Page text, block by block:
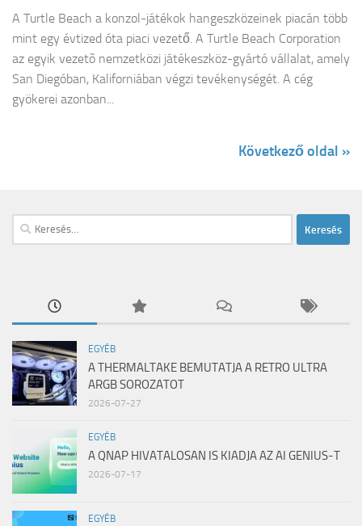
A Turtle Beach a konzol-játékok hangeszközeinek piacán több
mint egy évtized óta piaci vezető. A Turtle Beach Corporation
az egyik vezetõ nemzetközi játékeszköz-gyártó vállalat, amely
San Diegóban, Kaliforniában végzi tevékenységét. A cég
gyökerei azonban...
Következő oldal »
Keresés:
EGYÉB
A THERMALTAKE BEMUTATJA A RETRO ULTRA
ARGB SOROZATOT
2026-07-27
EGYÉB
A QNAP HIVATALOSAN IS KIADJA AZ AI GENIUS-T
2026-07-17
EGYÉB